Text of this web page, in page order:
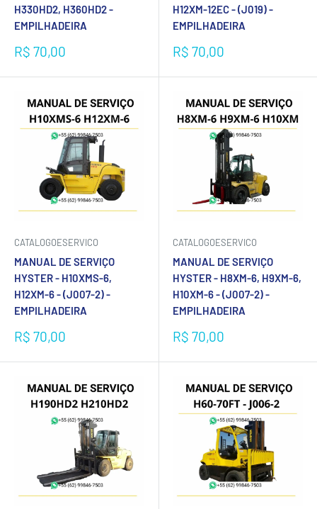
H330HD2, H360HD2 -
EMPILHADEIRA
Preço
promocional
R$ 70,00
H12XM-12EC - (J019) -
EMPILHADEIRA
Preço
promocional
R$ 70,00
CATALOGOESERVICO
MANUAL DE SERVIÇO
HYSTER - H10XMS-6,
H12XM-6 - (J007-2) -
EMPILHADEIRA
Preço
promocional
R$ 70,00
CATALOGOESERVICO
MANUAL DE SERVIÇO
HYSTER - H8XM-6, H9XM-6,
H10XM-6 - (J007-2) -
EMPILHADEIRA
Preço
promocional
R$ 70,00